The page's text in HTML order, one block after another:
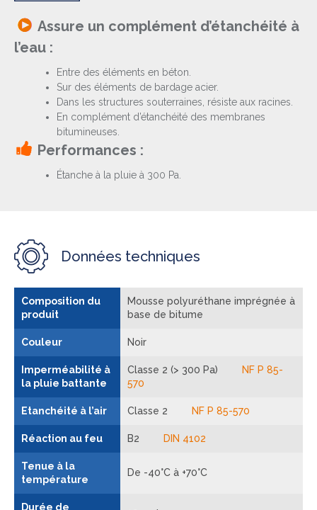
Assure un complément d’étanchéité à
l’eau :
Entre des éléments en béton.
Sur des éléments de bardage acier.
Dans les structures souterraines, résiste aux racines.
En complément d’étanchéité des membranes
bitumineuses.
Performances :
Étanche à la pluie à 300 Pa.
Données techniques
Composition du
produit
Mousse polyuréthane imprégnée à
base de bitume
Couleur Noir
Imperméabilité à
la pluie battante
Classe 2 (> 300 Pa)
NF P 85-
570
Etanchéité à l’air Classe 2 NF P 85-570
Réaction au feu B2 DIN 4102
Tenue à la
température
De -40°C à +70°C
Durée de